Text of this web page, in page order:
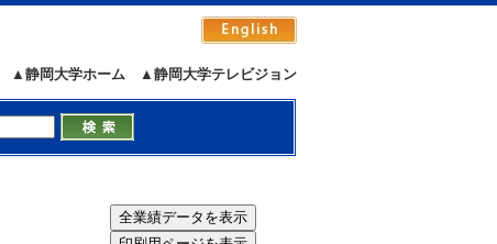
▲静岡大学テレビジョン
▲静岡大学ホーム